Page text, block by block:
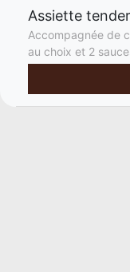
Assiette
Accompagnée de
au choix et 2